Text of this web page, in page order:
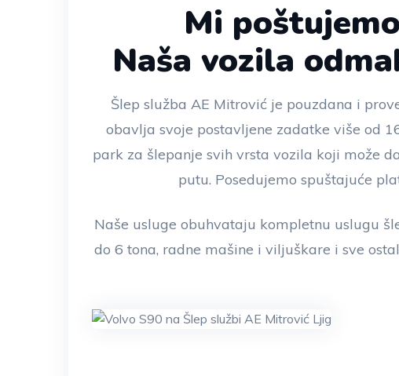
Mi
Naša vozila
Šlep služba AE Mitrović je pouzdana i
obavlja svoje postavljene zadatke više od
park za šlepanje svih vrsta vozila koji može
putu. Posedujemo spuštajuće
Naše usluge obuhvataju kompletnu uslugu
do 6 tona, radne mašine i viljuškare i sve